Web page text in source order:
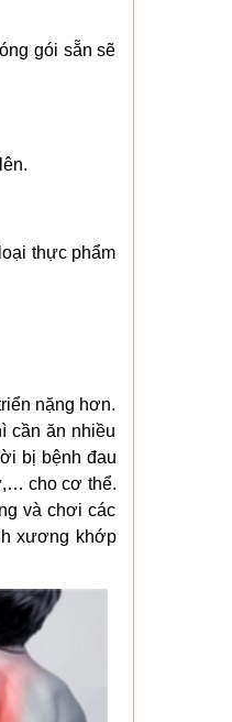
gói sẵn sẽ
thực phẩm
nặng hơn.
cần ăn nhiều
bị bệnh đau
cho cơ thể.
và chơi các
xương khớp